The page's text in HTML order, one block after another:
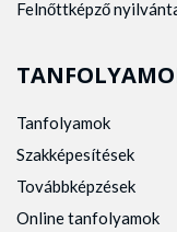
Felnőttképző
Tanfolyamok
Szakképesítések
Továbbképzések
Online tanfolyamok